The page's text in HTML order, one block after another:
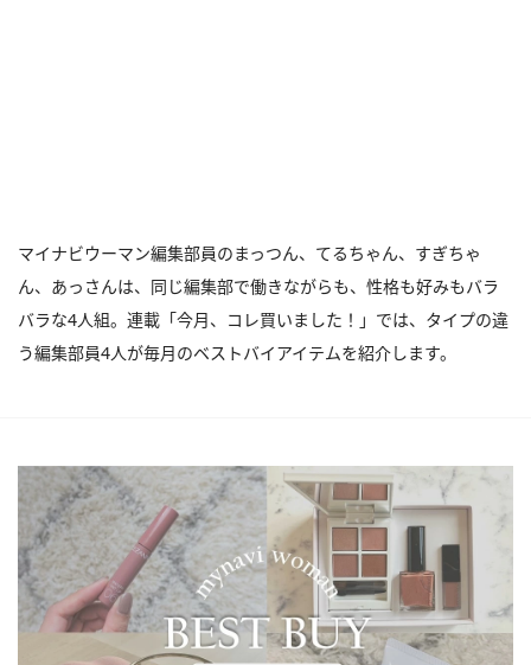
マイナビウーマン編集部員のまっつん、てるちゃん、すぎちゃ
ん、あっさんは、同じ編集部で働きながらも、性格も好みもバラ
バラな4人組。連載「今月、コレ買いました！」では、タイプの違
う編集部員4人が毎月のベストバイアイテムを紹介します。